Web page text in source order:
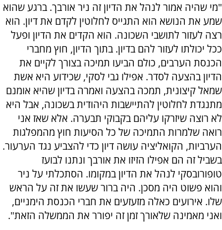
"מי שהיה אמור לנהל את הדיון זה ניר אורבך. ברגע שהוא
שמע את הנושא הוא התגייס לחלוטין לקדם את דיון. הוא
רצה לעזור לתושבי השכונה. הוא הקדים את הדיון ופעל
ככל יכולתו לעזור להם בדיון. בתוך הדיון, חוץ מחברי
הכנסת הערבים, כולם הביעו תמיכה בצורך לקיים את
הדיון בהצעה לסדר. אפילו גבי לסקי, שכידוע היא אשת
שמאל קיצונית, תמכה בהצעה ואמרה בדיון שהיא אומנם
מתנגדת לחלוטין להתיישבות היהודית בשכונה, אבל היא
לא רוצה שיזרקו עליהם בקבוקי תבערה. אלא שאז אני
רואה שלמרות התמיכה של כל הסיעות חוץ מהמפלגות
הערביות, הקואליציה עושה דיון כדי להצביע נגד הערעור.
בשביל זה הם אפילו הזיזו את אורבך ונתנו לבועז
טופורובסקי לנהל את הדיון במקומו. הסתכלתי על ניר
והוא פשוט היה מסכן. היה ברור שעשו את זה על הראש
שלו. אירועים כאלה מזעזעים את חברי הכנסת הימניים,
ואני מאמינה שלאורך זמן זה יפורר את הממשלה הזאת".